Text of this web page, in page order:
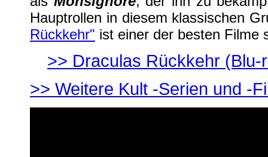
Hauptrollen in diesem klassischen
Rückkehr" ist einer der besten Filme
>> Draculas Rückkehr (Blu-
>> Weitere Kult -Serien und -